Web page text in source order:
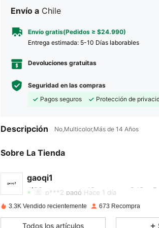
Envío a Chile
Envío gratis(Pedidos ≥ $24.990)
Entrega estimada: 5-10 Días laborables
Devoluciones gratuitas
Seguridad en las compras
Pagos seguros
Protección de
Descripción No,Multicolor,Más de 14 Años
Sobre La Tienda
gaoqi1
4,88
4,88 Calificación
p***2 pagó Hace 1 día
3.3K Vendido recientemente 673 Recompra
Todos los artículos